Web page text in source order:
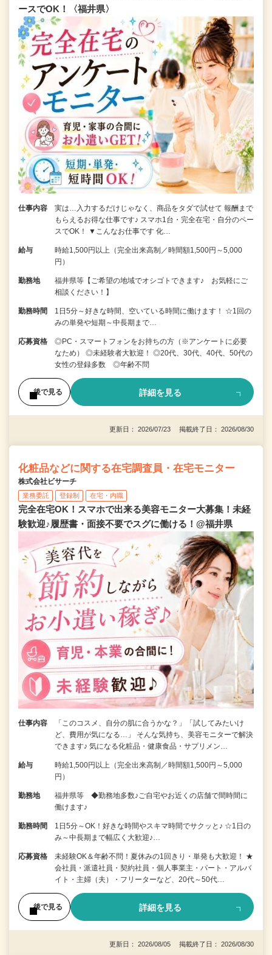
ースでOK！〈福井県〉
仕事内容
実は…入力するだけじゃなく、商品をタダで試せて 報酬まで
もらえるお得な仕事です♪ スマホ1台・完全在宅・自分のペー
スでOK！ ▼こんなお仕事です 化…
給与
時給1,500円以上（完全出来高制／時間額1,500円～5,000
円）
勤務地
福井県等【ご希望の地域でオシゴトできます♪ お気軽にご
相談ください！】
勤務時間
1日5分～好きな時間、空いている時間に働けます！ ☆1回の
みの単発や短期～中長期まで…
応募資格
◎PC・スマートフォンをお持ちの方（※アンケートに必要
なため） ◎未経験者大歓迎！ ◎20代、30代、40代、50代の
女性の登録多数 ◎年齢不問
後で見る 詳細を見る
更新日： 2026/07/23 掲載終了日： 2026/08/30
化粧品などに関する在宅調査員・在宅モニター
株式会社ビサーチ
業務委託 登録制 在宅・内職
完全在宅OK！スマホで出来る美容モニター大募集！未経
験歓迎♪履歴書・面接不要でスグに働ける！@福井県
仕事内容
「このコスメ、自分の肌に合うかな？」「試してみたいけ
ど、費用が気になる…」 そんな気持ち、美容モニターで解決
できます♪ 気になる化粧品・健康食品・サプリメン…
給与
時給1,500円以上（完全出来高制／時間額1,500円～5,000
円）
勤務地
福井県等 ◆勤務地多数♪ご自宅やお近くの店舗で間時間に
働けます♪
勤務時間
1日5分～OK！好きな時間やスキマ時間でサクッと♪ ☆1日の
み～中長期まで幅広く大歓迎♪…
応募資格
未経験OK＆年齢不問！夏休みの1回きり・単発も大歓迎！ ★
会社員・派遣社員・契約社員・個人事業主・パート・アルバ
イト・主婦（夫）・フリーターなど、20代～50代…
後で見る 詳細を見る
更新日： 2026/08/05 掲載終了日： 2026/08/30